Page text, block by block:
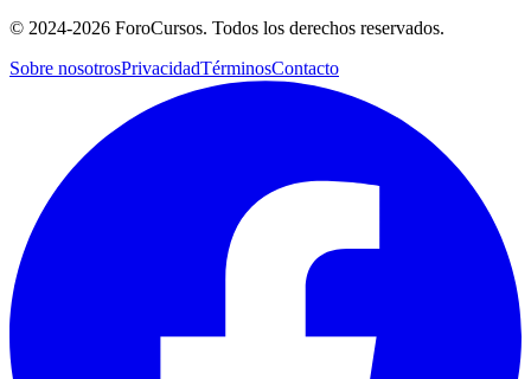
© 2024-2026 ForoCursos. Todos los derechos reservados.
Sobre nosotrosPrivacidadTérminosContacto